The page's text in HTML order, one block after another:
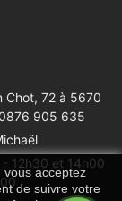
vous acceptez
de suivre votre
Chot, 72 à 5670
905 635
12h30 et 14h00